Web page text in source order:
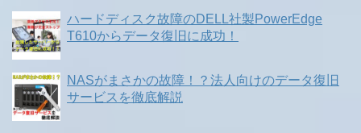
ハードディスク故障のDELL社製PowerEdge
T610からデータ復旧に成功！
NASがまさかの故障！？法人向けのデータ復旧
サービスを徹底解説